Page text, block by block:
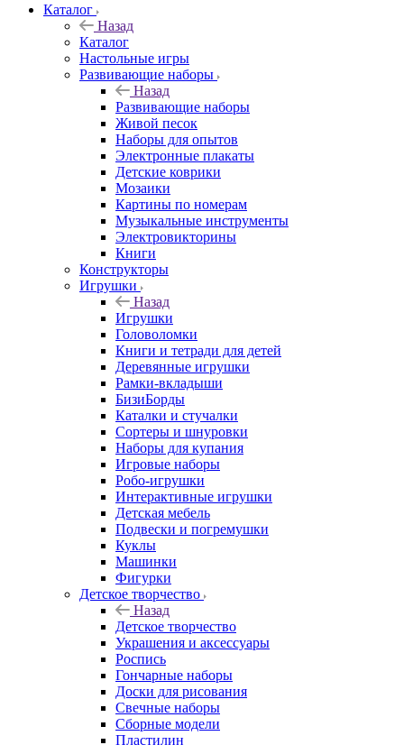
Каталог
Назад
Каталог
Настольные игры
Развивающие наборы
Назад
Развивающие наборы
Живой песок
Наборы для опытов
Электронные плакаты
Детские коврики
Мозаики
Картины по номерам
Музыкальные инструменты
Электровикторины
Книги
Конструкторы
Игрушки
Назад
Игрушки
Головоломки
Книги и тетради для детей
Деревянные игрушки
Рамки-вкладыши
БизиБорды
Каталки и стучалки
Сортеры и шнуровки
Наборы для купания
Игровые наборы
Робо-игрушки
Интерактивные игрушки
Детская мебель
Подвески и погремушки
Куклы
Машинки
Фигурки
Детское творчество
Назад
Детское творчество
Украшения и аксессуары
Роспись
Гончарные наборы
Доски для рисования
Свечные наборы
Сборные модели
Пластилин